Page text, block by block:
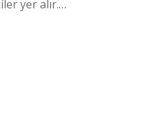
yer alır.…